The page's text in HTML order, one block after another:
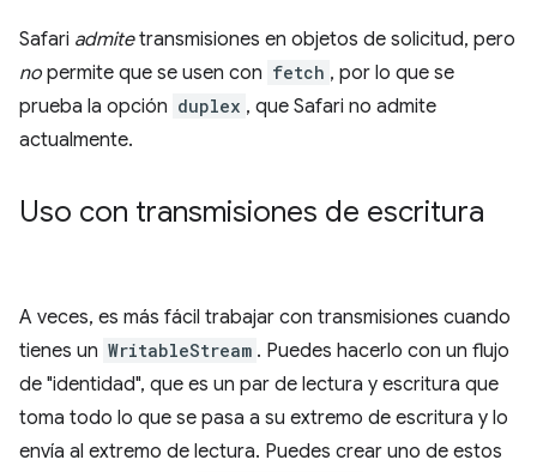
Safari admitetransmisiones en objetos de solicitud, pero
no permite que se usen con fetch , por lo que se
prueba la opción duplex , que Safari no admite
actualmente.
Uso con transmisiones de escritura
A veces, es más fácil trabajar con transmisiones cuando
tienes un WritableStream . Puedes hacerlo con un flujo
de "identidad", que es un par de lectura y escritura que
toma todo lo que se pasa a su extremo de escritura y lo
envía al extremo de lectura. Puedes crear uno de estos